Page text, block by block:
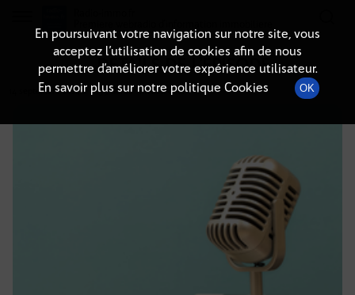
DÉTAILS DE L'ÉPISODE
14 septembre 2024à 3h59, durée : Invalid date
En poursuivant votre navigation sur notre site, vous
acceptez l’utilisation de cookies afin de nous
permettre d’améliorer votre expérience utilisateur.
En savoir plus sur notre politique Cookies
OK